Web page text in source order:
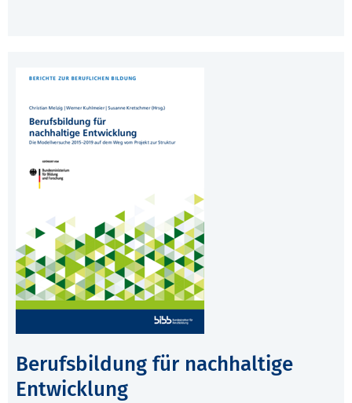
Berufsbildung für nachhaltige
Entwicklung